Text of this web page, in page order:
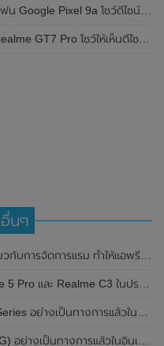
ซน์ใหม่ กล้องหลังแบนราบ ไม่มีกรอบของกล้องแล้ว
ไซน์ใหม่ พร้อมเผยรายละเอียดสเปกที่สำคัญบางส่วน
นๆ
รจัดการแรม ทำให้แอพรีเฟรชบ่อย
ละ Realme C3 ในประเทศอินเดีย
ระเทศจีน มาพร้อมกล้องหลังจากแบรนด์ Hasselblad
เซ็ต Dimensity 6300 ของ , แบตเตอรี่ 5,000mAh และมาตรฐานการกันฝุ่นและกันน้ำที่ระดับ IP64